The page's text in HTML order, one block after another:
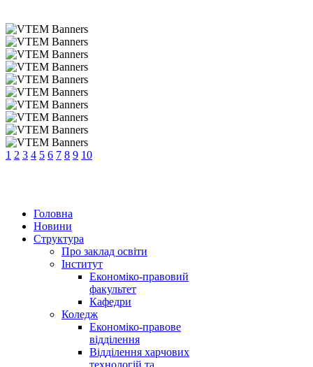
1 2 3 4 5 6 7 8 9 10
Головна
Новини
Структура
Про заклад освіти
Інститут
Економіко-правовий
факультет
Кафедри
Коледж
Економіко-правове
відділення
Відділення харчових
технологій та